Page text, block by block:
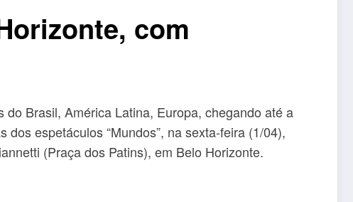
com
Brasil, América Latina, Europa, chegando até a
espetáculos “Mundos”, na sexta-feira (1/04),
(Praça dos Patins), em Belo Horizonte.